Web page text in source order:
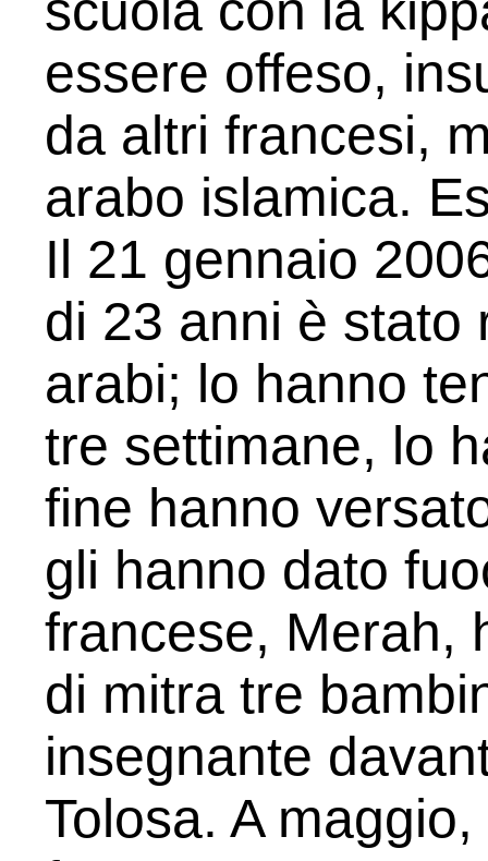
essere offeso,
da altri francesi,
arabo islamica.
Il 21 gennaio
di 23 anni è stato
arabi; lo hanno
tre settimane, lo
fine hanno
gli hanno dato
francese, Merah,
di mitra tre
insegnante
Tolosa. A